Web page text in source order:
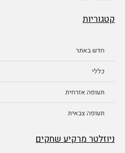
קטגוריות
חדש באתר
כללי
תעופה אזרחית
תעופה צבאית
ניוזלטר מרקיע שחקים